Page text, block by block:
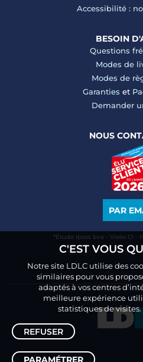
Accessibilité :
BESOIN
Questions
Modes de
Modes de
Garanties et
Demander
NOUS
PAR
*Étude Ipsos bva - Viséo CI -
C'EST VOUS
Notre site LDLC utilise des
similaires pour vous
adaptés à vos centres
meilleure expérience
statistiques de visites.
REFUSER
PARAMÉTRER